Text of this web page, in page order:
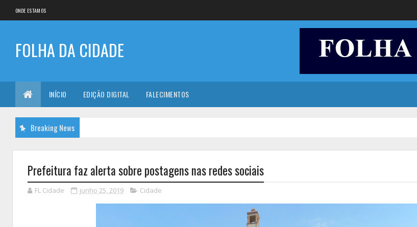
ONDE ESTAMOS
FOLHA DA CIDADE
INÍCIO EDIÇÃO DIGITAL FALECIMENTOS
Breaking News
Prefeitura faz alerta sobre postagens nas redes sociais
FL Cidade junho 25, 2019 Cidade